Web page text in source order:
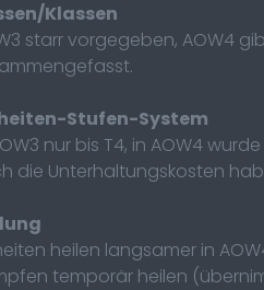
Klassen
starr vorgegeben, AOW4
Stufen-System
nur bis T4, in AOW4
die Unterhaltungskosten
heilen langsamer in
temporär heilen